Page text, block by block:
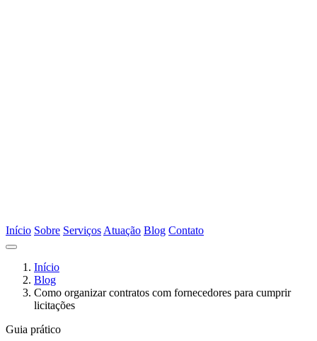
Início Sobre Serviços Atuação Blog Contato
Início
Blog
Como organizar contratos com fornecedores para cumprir
licitações
Guia prático